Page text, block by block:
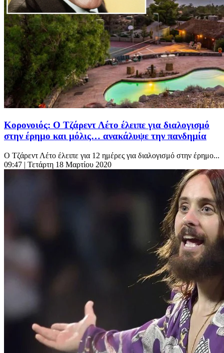
Κορονοιός: Ο Τζάρεντ Λέτο έλειπε για διαλογισμό
στην έρημο και μόλις… ανακάλυψε την πανδημία
Ο Τζάρεντ Λέτο έλειπε για 12 ημέρες για διαλογισμό στην έρημο...
09:47 | Τετάρτη 18 Μαρτίου 2020